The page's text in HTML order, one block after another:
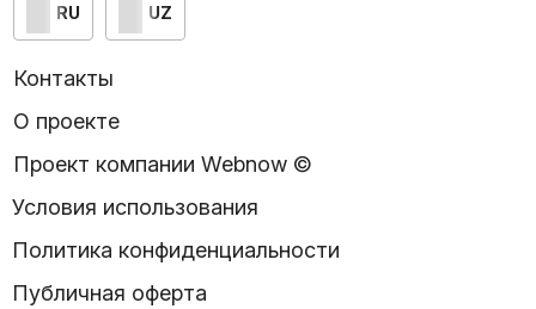
RU UZ
Контакты
О проекте
Проект компании Webnow ©
Условия использования
Политика конфиденциальности
Публичная оферта